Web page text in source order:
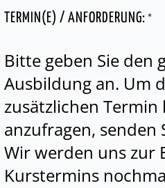
TERMIN(E) / ANFORDERUNG: *
Bitte geben Sie den
Ausbildung an. Um
zusätzlichen
anzufragen, senden
Wir werden uns zur
Kurstermins